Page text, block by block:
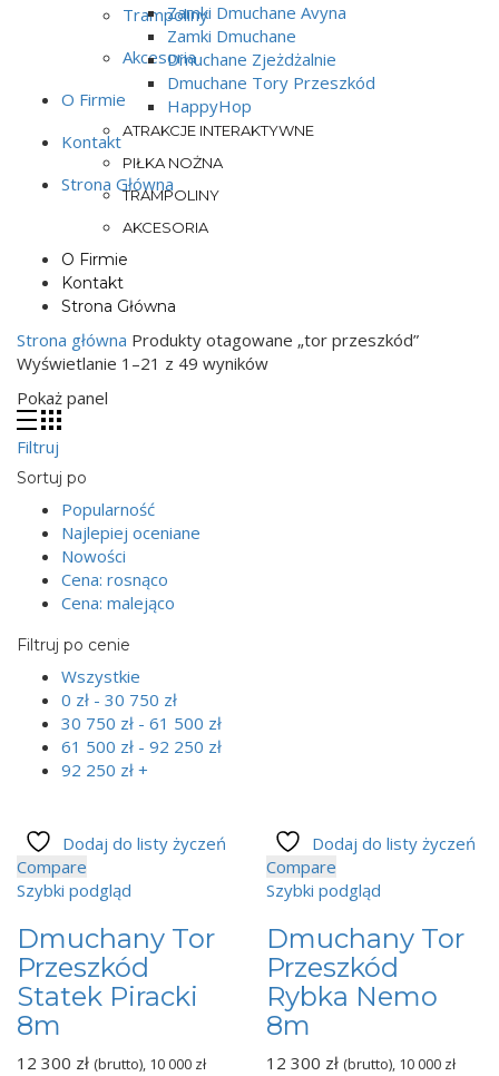
Trampoliny
Akcesoria
O Firmie
Kontakt
Strona Główna
Zamki Dmuchane Avyna
Zamki Dmuchane
Dmuchane Zjeżdżalnie
Dmuchane Tory Przeszkód
HappyHop
ATRAKCJE INTERAKTYWNE
PIŁKA NOŻNA
TRAMPOLINY
AKCESORIA
O Firmie
Kontakt
Strona Główna
Strona główna Produkty otagowane „tor przeszkód”
Wyświetlanie 1–21 z 49 wyników
Pokaż panel
Filtruj
Sortuj po
Popularność
Najlepiej oceniane
Nowości
Cena: rosnąco
Cena: malejąco
Filtruj po cenie
Wszystkie
0 zł - 30 750 zł
30 750 zł - 61 500 zł
61 500 zł - 92 250 zł
92 250 zł +
Dodaj do listy życzeń
Compare
Szybki podgląd
Dmuchany Tor
Przeszkód
Statek Piracki
8m
12 300 zł (brutto), 10 000 zł
Dodaj do listy życzeń
Compare
Szybki podgląd
Dmuchany Tor
Przeszkód
Rybka Nemo
8m
12 300 zł (brutto), 10 000 zł